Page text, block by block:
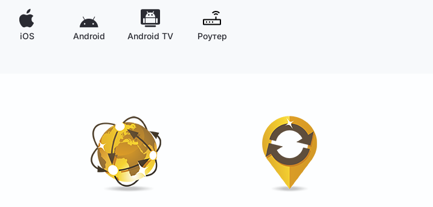
iOS Android Android TV Роутер